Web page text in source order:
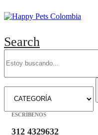
Search
ESCRÍBENOS
312 4329632